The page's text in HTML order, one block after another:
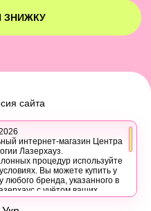
ЗНИЖКУ
сайта
интернет-магазин Центра
Лазерхауз.
процедур используйте
Вы можете купить у
бренда, указанного в
с учётом ваших
скидок.